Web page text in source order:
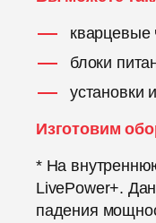
кварцевые
блоки
установки
Изготовим
* На
LivePower+.
падения